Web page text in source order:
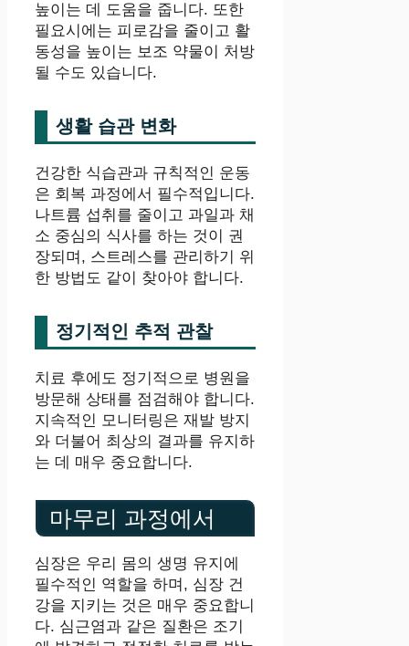
높이는 데 도움을 줍니다. 또한
필요시에는 피로감을 줄이고 활
동성을 높이는 보조 약물이 처방
될 수도 있습니다.
생활 습관 변화
건강한 식습관과 규칙적인 운동
은 회복 과정에서 필수적입니다.
나트륨 섭취를 줄이고 과일과 채
소 중심의 식사를 하는 것이 권
장되며, 스트레스를 관리하기 위
한 방법도 같이 찾아야 합니다.
정기적인 추적 관찰
치료 후에도 정기적으로 병원을
방문해 상태를 점검해야 합니다.
지속적인 모니터링은 재발 방지
와 더불어 최상의 결과를 유지하
는 데 매우 중요합니다.
마무리 과정에서
심장은 우리 몸의 생명 유지에
필수적인 역할을 하며, 심장 건
강을 지키는 것은 매우 중요합니
다. 심근염과 같은 질환은 조기